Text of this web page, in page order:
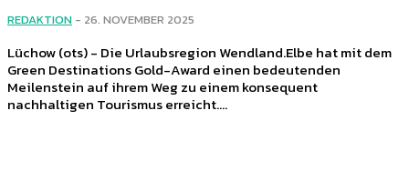
REDAKTION - 26. NOVEMBER 2025
Lüchow (ots) - Die Urlaubsregion Wendland.Elbe hat mit dem
Green Destinations Gold-Award einen bedeutenden
Meilenstein auf ihrem Weg zu einem konsequent
nachhaltigen Tourismus erreicht....